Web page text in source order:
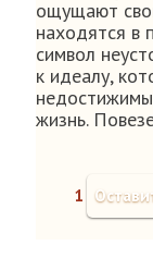
ощущают
находятся в
символ
к идеалу,
жизнь.
1